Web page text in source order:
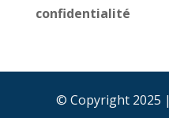
confidentialité
© Copyright 2025 |